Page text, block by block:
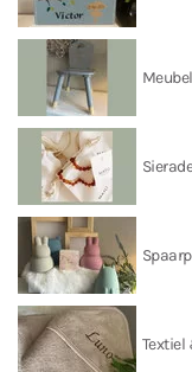
Textiel